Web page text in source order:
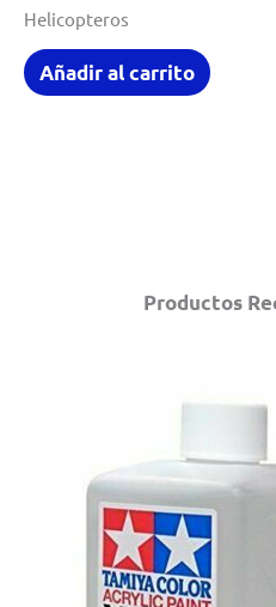
Productos
Helicopteros
Añadir al carrito